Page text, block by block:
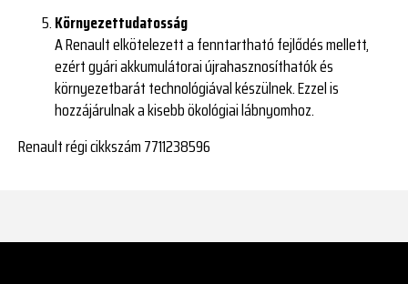
Környezettudatosság
A Renault elkötelezett a fenntartható fejlődés mellett,
ezért gyári akkumulátorai újrahasznosíthatók és
környezetbarát technológiával készülnek. Ezzel is
hozzájárulnak a kisebb ökológiai lábnyomhoz.
Renault régi cikkszám 7711238596